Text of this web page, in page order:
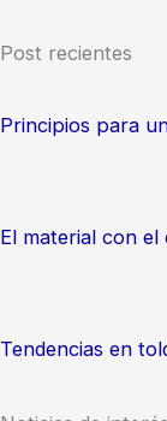
Post recientes
Principios para
El material con
Tendencias en